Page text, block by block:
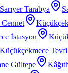
Sarıyer Tarabya
İstasyon
Küçükçekmece
Gültepe